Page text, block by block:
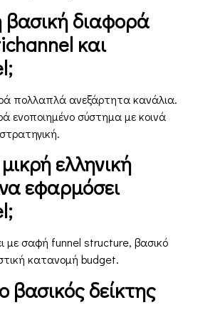
βασική διαφορά
και
πολλαπλά ανεξάρτητα κανάλια.
ενοποιημένο σύστημα με κοινά
ελληνική
εφαρμόσει
με σαφή funnel structure, βασικό
κατανομή budget.
βασικός δείκτης